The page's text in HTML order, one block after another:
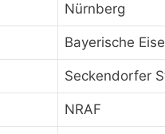
Nürnberg
Bayerische
Seckendorfer
NRAF